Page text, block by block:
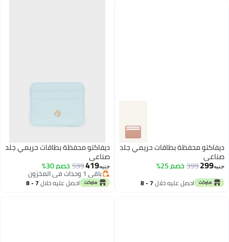
ديفاكتو محفظة بطاقات حريمي جلد
صناعي
جنيه299
399 خصم 25%
احصل عليه خلال 7 - 8
ديفاكتو محفظة بطاقات حريمي جلد
صناعي
جنيه419
599 خصم 30%
باقي 1 وحدات في المخزون
باقي 1 وحدات في المخزون احصل عليه خلال 7 - 8